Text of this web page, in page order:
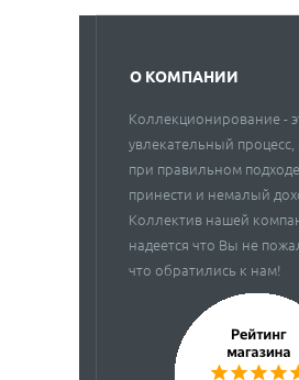
О КОМПАНИИ
Коллекционирование -
увлекательный
при правильном
принести и немалый
Коллектив нашей
надеется что Вы не
что обратились к нам!